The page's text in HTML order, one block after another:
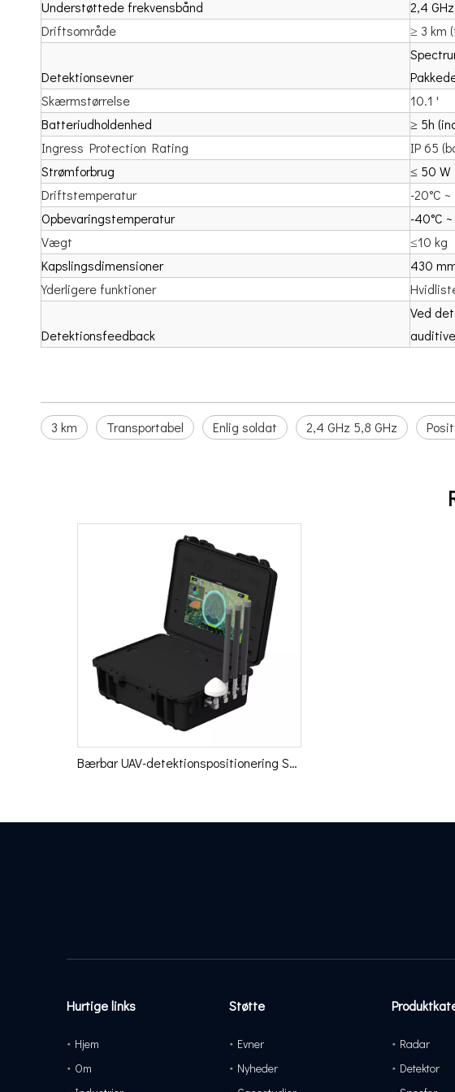
Understøttede frekvensbånd
2,4
Driftsområde
≥ 3 km
Detektionsevner
Skærmstørrelse
10.1 '
Batteriudholdenhed
≥ 5h
Ingress Protection Rating
IP 65
Strømforbrug
≤ 50 W
Driftstemperatur
-20°C ~
Opbevaringstemperatur
-40°C ~
Vægt
≤10 kg
Kapslingsdimensioner
430
Yderligere funktioner
Detektionsfeedback
Ved
3 km Transportabel Enlig soldat 2,4 GHz 5,8 GHz
Bærbar UAV-detektionspositionering Spoofing Enkeltsoldatenhed
Hurtige links
Hjem
Om
Støtte
Evner
Nyheder
Radar
Detektor